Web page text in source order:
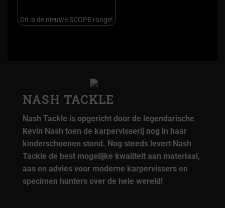
Dit is de nieuwe SCOPE range!
NASH TACKLE
Nash Tackle is opgericht door de legendarische
Kevin Nash toen de karpervisserij nog in haar
kinderschoenen stond. Nog steeds levert Nash
Tackle de best mogelijke kwaliteit aan materiaal,
aas en advies voor moderne karpervissers en
specimen hunters over de hele wereld!